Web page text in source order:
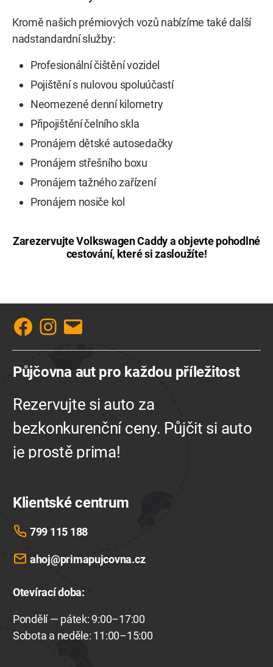
Kromě našich prémiových vozů nabízíme také další
nadstandardní služby:
Profesionální čištění vozidel
Pojištění s nulovou spoluúčastí
Neomezené denní kilometry
Připojištění čelního skla
Pronájem dětské autosedačky
Pronájem střešního boxu
Pronájem tažného zařízení
Pronájem nosiče kol
Zarezervujte Volkswagen Caddy a objevte pohodlné
cestování, které si zasloužíte!
FacebookInstagram
E-
mail
Půjčovna aut pro každou příležitost
Rezervujte si auto za
bezkonkurenční ceny. Půjčit si auto
je prostě prima!
Klientské centrum
799 115 188
ahoj@primapujcovna.cz
Otevírací doba:
Pondělí — pátek: 9:00–17:00
Sobota a neděle: 11:00–15:00